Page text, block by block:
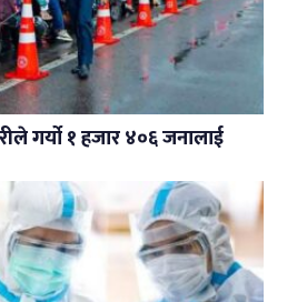
गर्यो १ हजार ४०६ जनालाई